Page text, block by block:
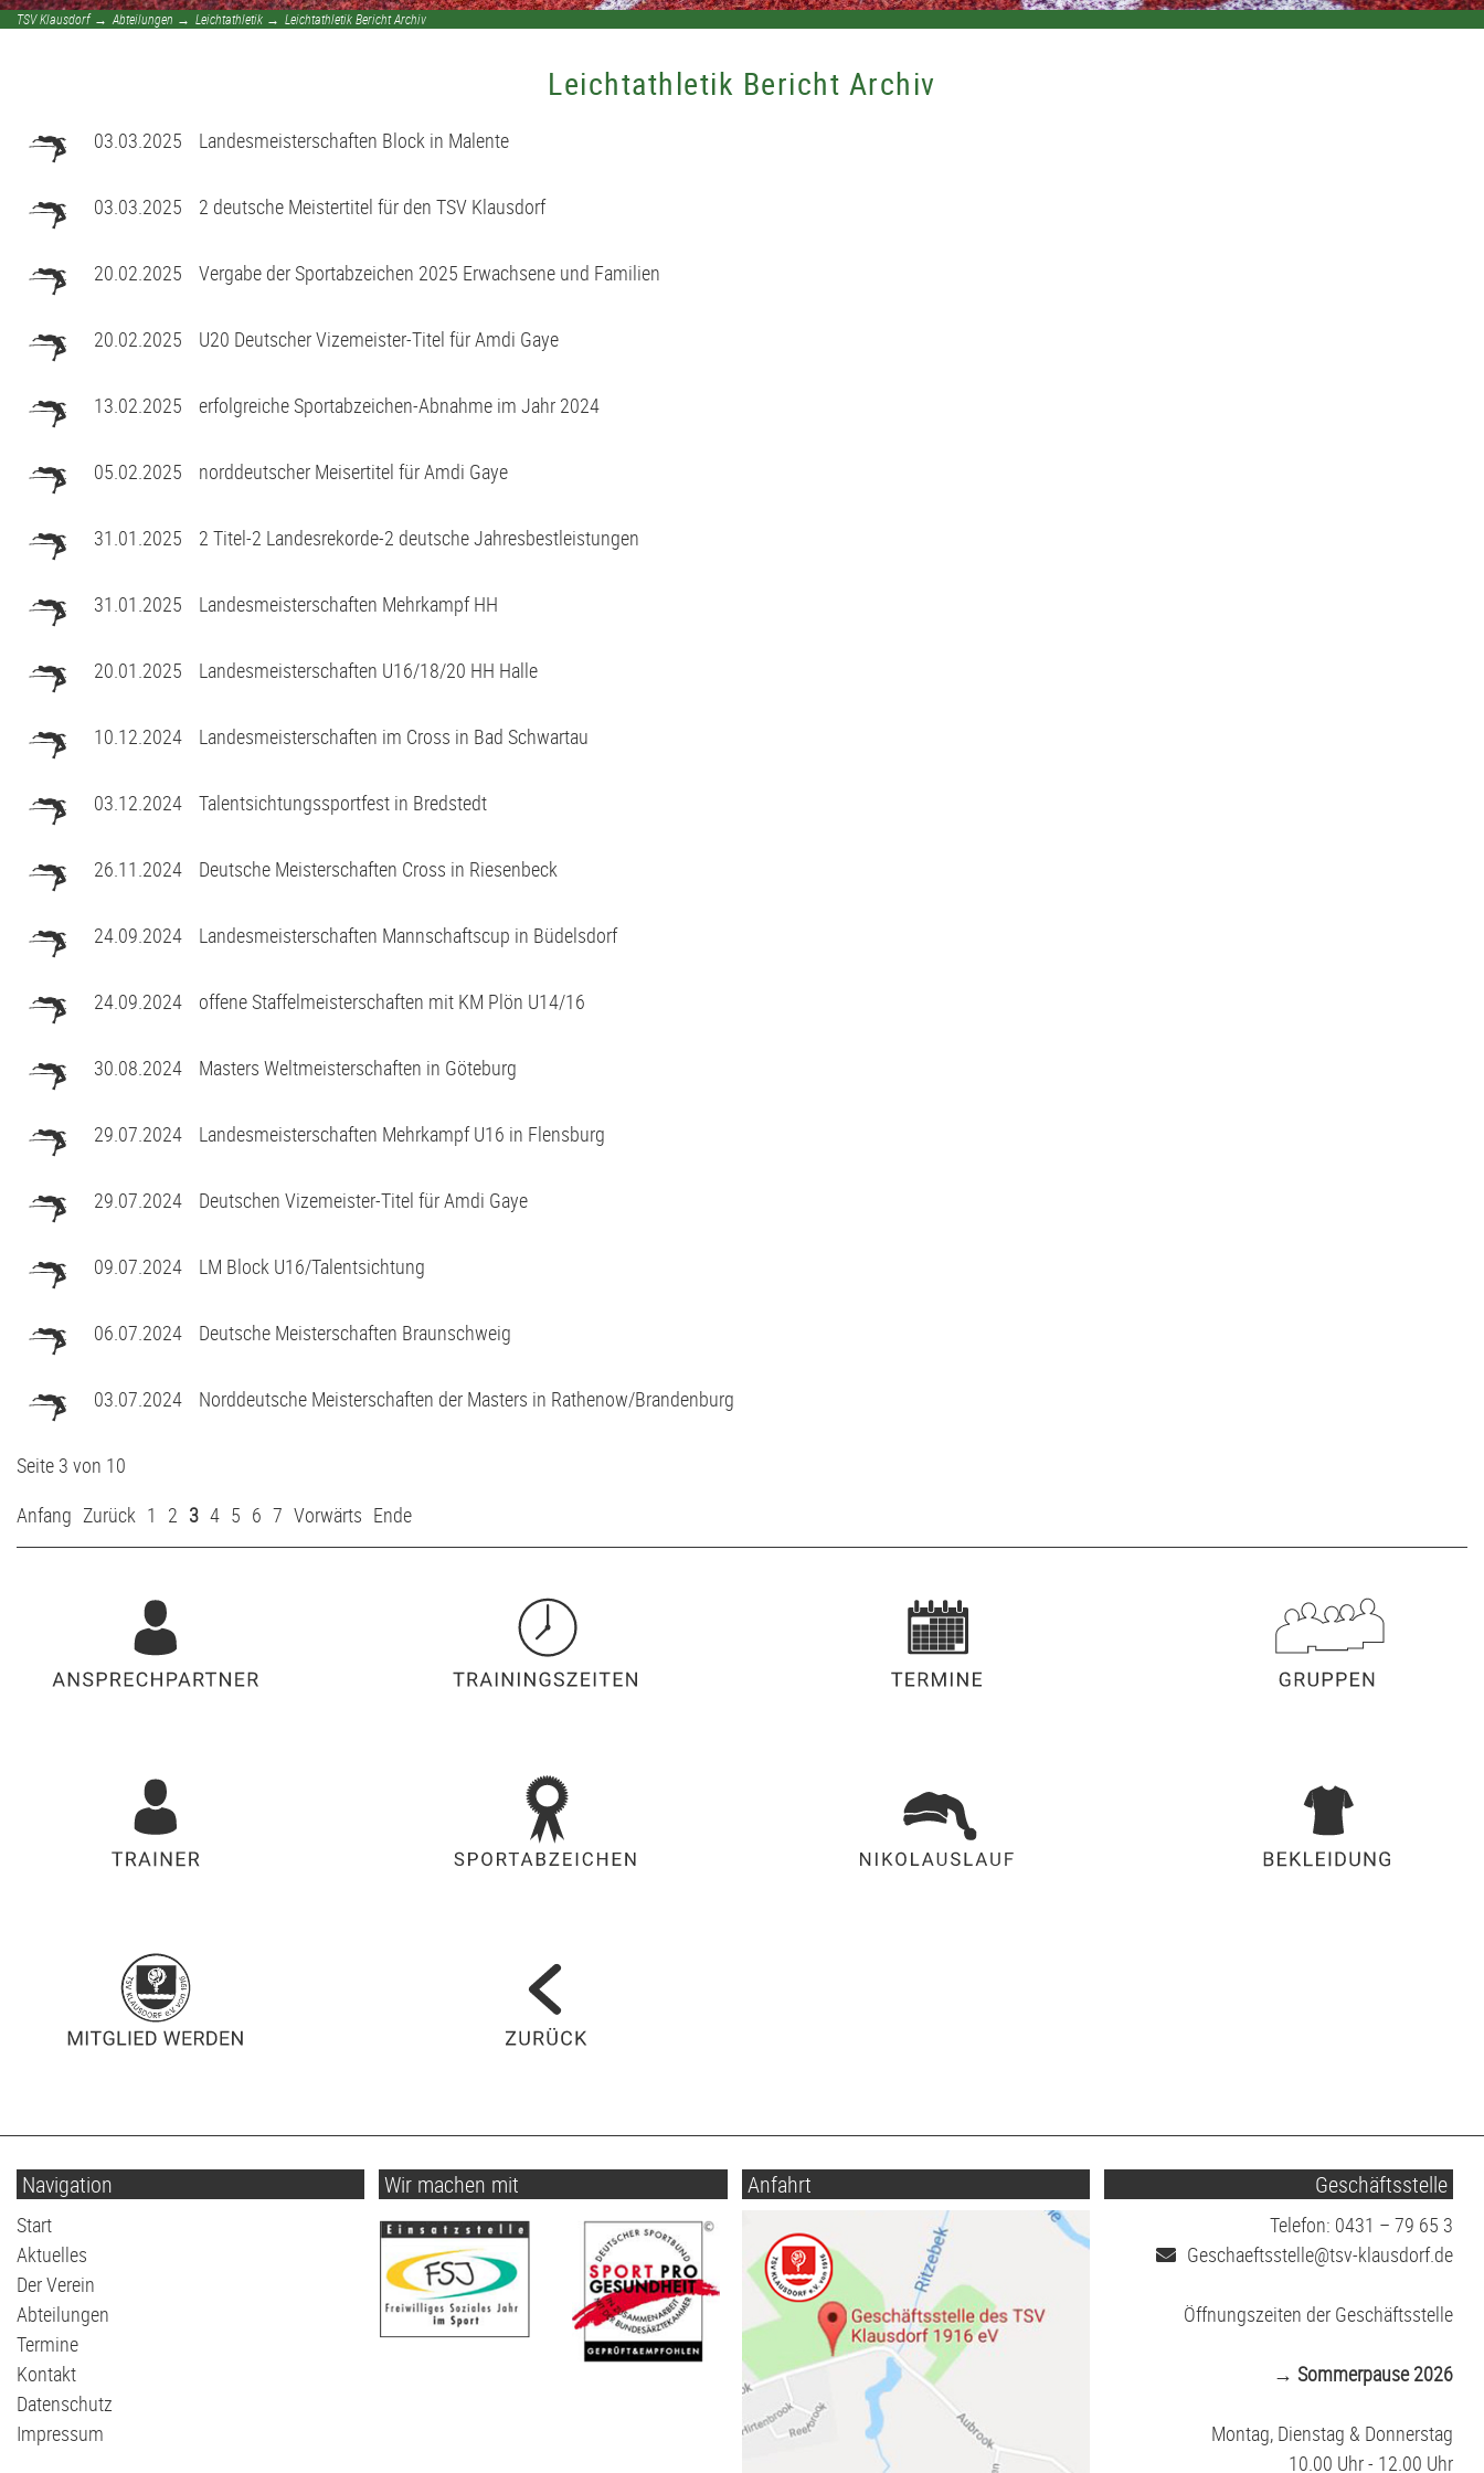
TSV Klausdorf→ Abteilungen → Leichtathletik → Leichtathletik Bericht Archiv
Leichtathletik Bericht Archiv
03.03.2025 Landesmeisterschaften Block in Malente
03.03.2025 2 deutsche Meistertitel für den TSV Klausdorf
20.02.2025 Vergabe der Sportabzeichen 2025 Erwachsene und Familien
20.02.2025 U20 Deutscher Vizemeister-Titel für Amdi Gaye
13.02.2025 erfolgreiche Sportabzeichen-Abnahme im Jahr 2024
05.02.2025 norddeutscher Meisertitel für Amdi Gaye
31.01.2025 2 Titel-2 Landesrekorde-2 deutsche Jahresbestleistungen
31.01.2025 Landesmeisterschaften Mehrkampf HH
20.01.2025 Landesmeisterschaften U16/18/20 HH Halle
10.12.2024 Landesmeisterschaften im Cross in Bad Schwartau
03.12.2024 Talentsichtungssportfest in Bredstedt
26.11.2024 Deutsche Meisterschaften Cross in Riesenbeck
24.09.2024 Landesmeisterschaften Mannschaftscup in Büdelsdorf
24.09.2024 offene Staffelmeisterschaften mit KM Plön U14/16
30.08.2024 Masters Weltmeisterschaften in Göteburg
29.07.2024 Landesmeisterschaften Mehrkampf U16 in Flensburg
29.07.2024 Deutschen Vizemeister-Titel für Amdi Gaye
09.07.2024 LM Block U16/Talentsichtung
06.07.2024 Deutsche Meisterschaften Braunschweig
03.07.2024 Norddeutsche Meisterschaften der Masters in Rathenow/Brandenburg
Seite 3 von 10
Anfang Zurück 1 2 3 4 5 6 7 Vorwärts Ende
Navigation
Navigation
überspringen
Start
Aktuelles
Der Verein
Abteilungen
Termine
Kontakt
Datenschutz
Impressum
Wir machen mit Anfahrt Geschäftsstelle
Telefon: 0431 – 79 65 3
Geschaeftsstelle@tsv-klausdorf.de
Öffnungszeiten der Geschäftsstelle
→ Sommerpause 2026
Montag, Dienstag & Donnerstag
10.00 Uhr - 12.00 Uhr
Stammtisch
Fussball Bericht Archiv
D2-Jugend - TSV Klausdorf II U12
E1-Jugend - TSV Klausdorf U11
E2-Jugend - TSV Klausdorf II U10
E3-Jugend - TSV Klausdorf III U10
G2-Jugend - TSV Klausdorf U6